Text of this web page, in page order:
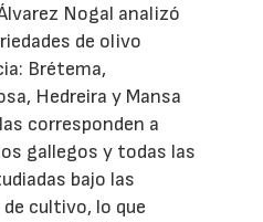
Nogal analizó
de olivo
Brétema,
Hedreira y Mansa
corresponden a
gallegos y todas las
bajo las
cultivo, lo que